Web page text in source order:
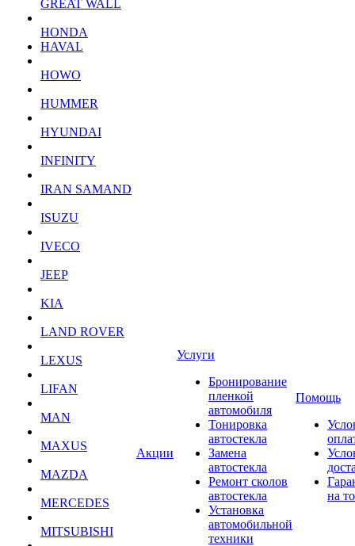
GREAT WALL
HONDA
HAVAL
HOWO
HUMMER
HYUNDAI
INFINITY
IRAN SAMAND
ISUZU
IVECO
JEEP
KIA
LAND ROVER
LEXUS
LIFAN
MAN
MAXUS
MAZDA
MERCEDES
MITSUBISHI
Акции
Услуги
Бронирование
пленкой
автомобиля
Тонировка
автостекла
Замена
автостекла
Ремонт сколов
автостекла
Установка
автомобильной
техники
Помощь
на